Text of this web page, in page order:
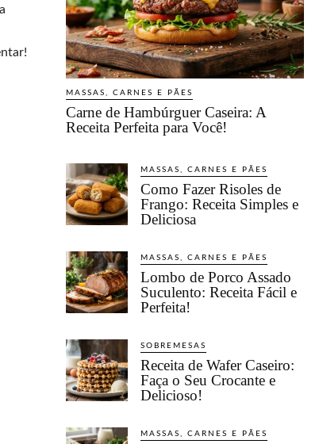
MASSAS, CARNES E PÃES
Carne de Hambúrguer Caseira: A
Receita Perfeita para Você!
MASSAS, CARNES E PÃES
Como Fazer Risoles de
Frango: Receita Simples e
Deliciosa
MASSAS, CARNES E PÃES
Lombo de Porco Assado
Suculento: Receita Fácil e
Perfeita!
SOBREMESAS
Receita de Wafer Caseiro:
Faça o Seu Crocante e
Delicioso!
MASSAS, CARNES E PÃES